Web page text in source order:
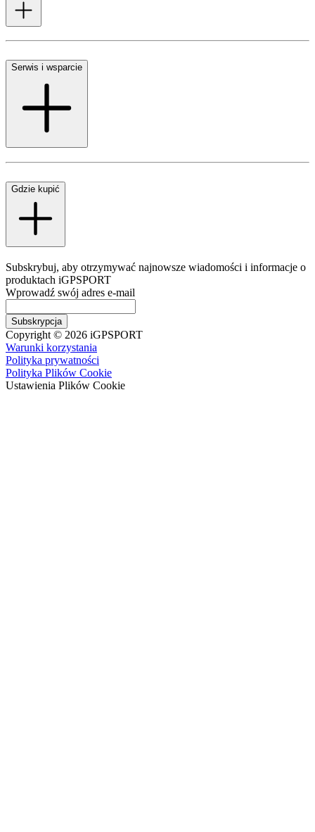
Serwis i wsparcie
Gdzie kupić
Subskrybuj, aby otrzymywać najnowsze wiadomości i informacje o
produktach iGPSPORT
Wprowadź swój adres e-mail
Subskrypcja
Copyright © 2026 iGPSPORT
Warunki korzystania
Polityka prywatności
Polityka Plików Cookie
Ustawienia Plików Cookie